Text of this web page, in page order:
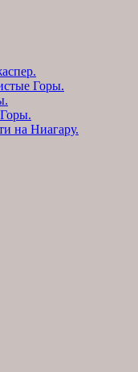
Горы.
на Ниагару.